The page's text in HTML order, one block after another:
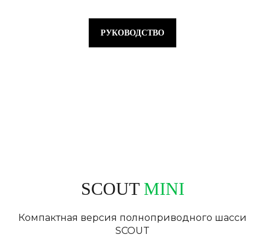
РУКОВОДСТВО
SCOUTMINI
Компактная версия полноприводного шасси
SCOUT